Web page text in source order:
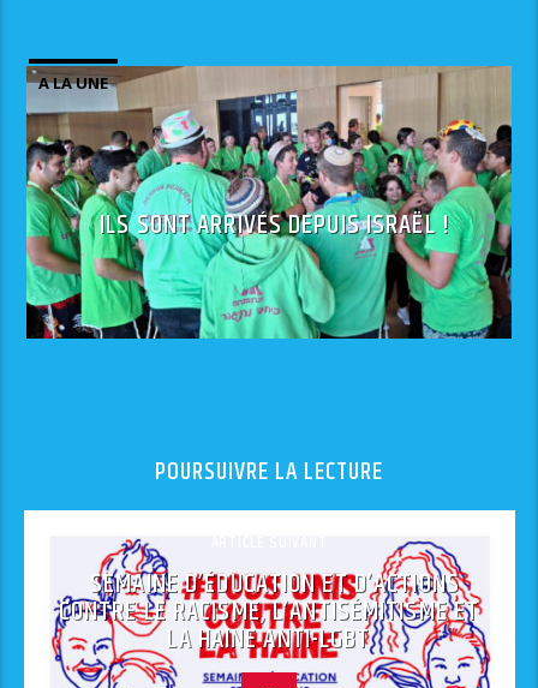
A LA UNE
ILS SONT ARRIVÉS DEPUIS ISRAËL !
POURSUIVRE LA LECTURE
SEMAINE D’ÉDUCATION ET D’ACTIONS
CONTRE LE RACISME, L’ANTISÉMITISME ET
LA HAINE ANTI-LGBT​